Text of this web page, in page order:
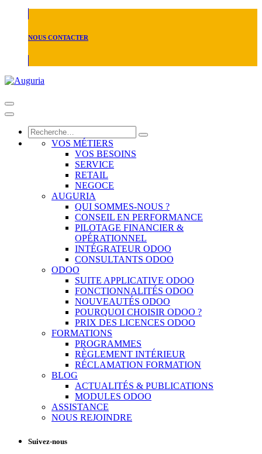
NOUS CONTACTER
VOS MÉTIERS
VOS BESOINS
SERVICE
RETAIL
NEGOCE
AUGURIA
QUI SOMMES-NOUS ?
CONSEIL EN PERFORMANCE
PILOTAGE FINANCIER &
OPÉRATIONNEL
INTÉGRATEUR ODOO
CONSULTANTS ODOO
ODOO
SUITE APPLICATIVE ODOO
FONCTIONNALITÉS ODOO
NOUVEAUTÉS ODOO
POURQUOI CHOISIR ODOO ?
PRIX DES LICENCES ODOO
FORMATIONS
PROGRAMMES
RÈGLEMENT INTÉRIEUR
RÉCLAMATION FORMATION
BLOG
ACTUALITÉS & PUBLICATIONS
MODULES ODOO
ASSISTANCE
NOUS REJOINDRE
Suivez-nous